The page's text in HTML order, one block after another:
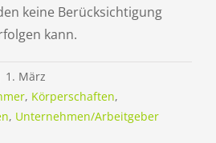
keine Berücksichtigung
kann.
1. März
, Körperschaften,
, Unternehmen/Arbeitgeber